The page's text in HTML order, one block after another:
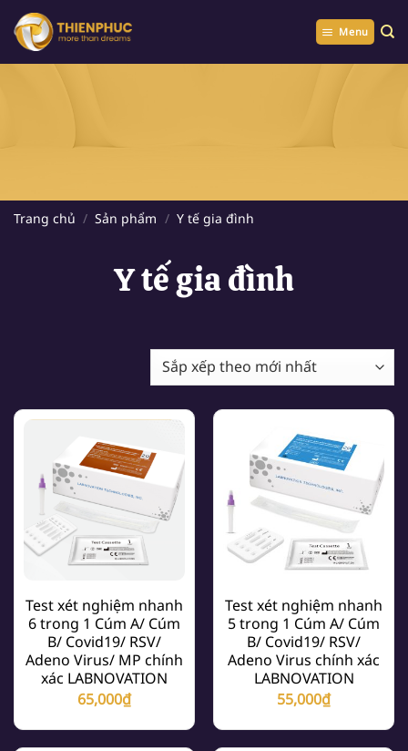
Chuyển
đến
Menu
Trang chủ / Sản phẩm / Y tế gia đình
Y tế gia đình
Test xét nghiệm nhanh
6 trong 1 Cúm A/ Cúm
B/ Covid19/ RSV/
Adeno Virus/ MP chính
xác LABNOVATION
65,000₫
Test xét nghiệm nhanh
5 trong 1 Cúm A/ Cúm
B/ Covid19/ RSV/
Adeno Virus chính xác
LABNOVATION
55,000₫